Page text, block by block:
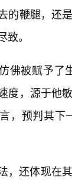
的鞭腿，还
。
佛被赋予了
度，源于他
，预判其下
，还体现在